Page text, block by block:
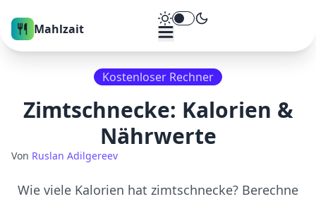
Mahlzait Theme umschalten
Kostenloser Rechner
Zimtschnecke: Kalorien &
Nährwerte
Von Ruslan Adilgereev
Wie viele Kalorien hat zimtschnecke? Berechne